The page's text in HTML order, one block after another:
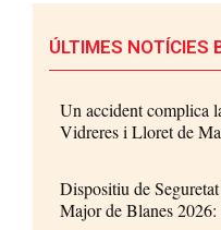
ÚLTIMES NOTÍCIES
Un accident complica
Vidreres i Lloret de
Dispositiu de
Major de Blanes 2026: